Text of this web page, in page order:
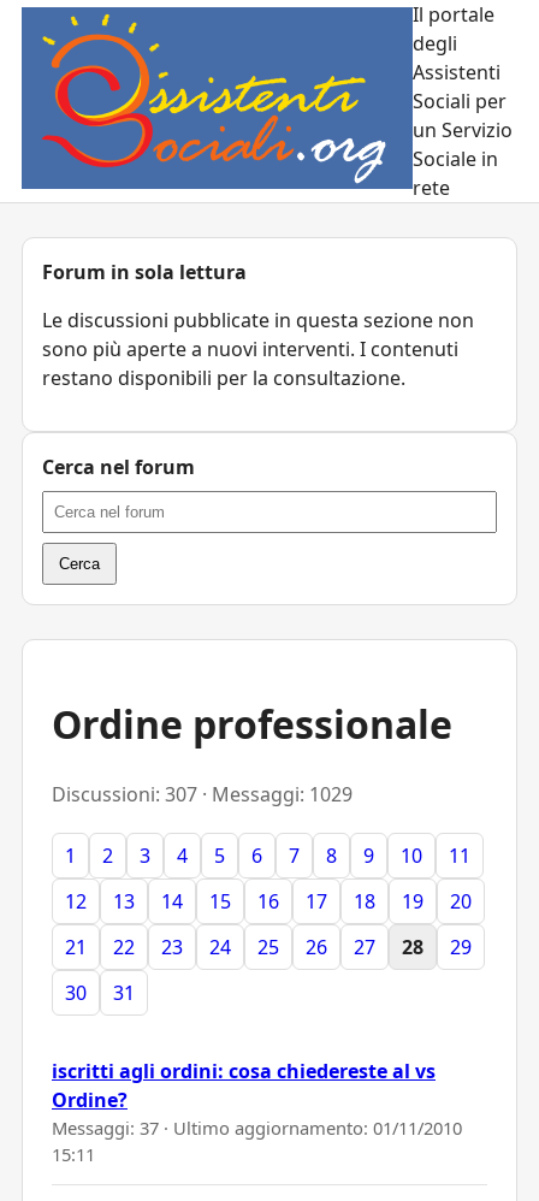
Il portale
degli
Assistenti
Sociali per
un Servizio
Sociale in
rete
Ordine professionale
Discussioni: 307 · Messaggi: 1029
1 2 3 4 5 6 7 8 9 10
11
12
13 14 15 16 17 18 19
20
21
22 23 24 25 26 27 28
29
30
31
iscritti agli ordini: cosa chiedereste al vs
Ordine?
Messaggi: 37 · Ultimo aggiornamento: 01/11/2010
15:11
Forum in sola lettura
Le discussioni pubblicate in questa sezione non
sono più aperte a nuovi interventi. I contenuti
restano disponibili per la consultazione.
Cerca nel forum
Cerca